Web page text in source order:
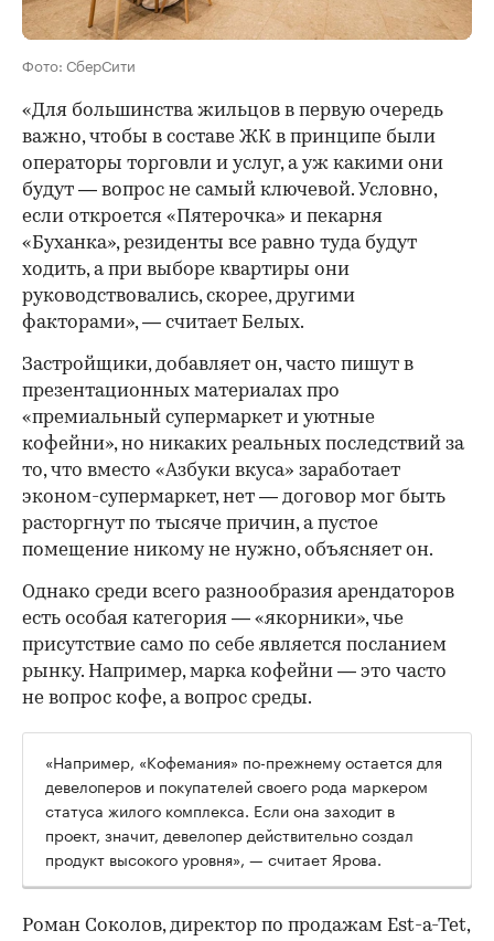
Фото: СберСити
«Для большинства жильцов в первую очередь
важно, чтобы в составе ЖК в принципе были
операторы торговли и услуг, а уж какими они
будут — вопрос не самый ключевой. Условно,
если откроется «Пятерочка» и пекарня
«Буханка», резиденты все равно туда будут
ходить, а при выборе квартиры они
руководствовались, скорее, другими
факторами», — считает Белых.
Застройщики, добавляет он, часто пишут в
презентационных материалах про
«премиальный супермаркет и уютные
кофейни», но никаких реальных последствий за
то, что вместо «Азбуки вкуса» заработает
эконом-супермаркет, нет — договор мог быть
расторгнут по тысяче причин, а пустое
помещение никому не нужно, объясняет он.
Однако среди всего разнообразия арендаторов
есть особая категория — «якорники», чье
присутствие само по себе является посланием
рынку. Например, марка кофейни — это часто
не вопрос кофе, а вопрос среды.
«Например, «Кофемания» по-прежнему остается для
девелоперов и покупателей своего рода маркером
статуса жилого комплекса. Если она заходит в
проект, значит, девелопер действительно создал
продукт высокого уровня», — считает Ярова.
Роман Соколов, директор по продажам Est-a-Tet,